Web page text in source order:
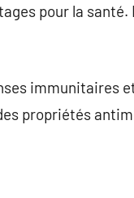
pour la
immunitaires
propriétés